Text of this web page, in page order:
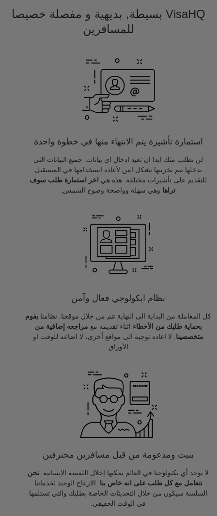
VisaHQ بسيطة, بديهية و مفصلة خصيصا
للمسافرين
استمارة تأشيرة يتم الانتهاء منها في خطوة واحدة
لن نطلب منك ابدا ان تعيد ادخال اي بيانات. جميع البيانات التي
تدخلها يتم تخزينها بشكل امن لأعاده استخدامها في المستقبل
للتقديم على تأشيرات مختلفة. هذه هي
اخر استمارة طلب سوف
تراها وهي سهلة وواضحة وضوح الشمس.
نظام ايكولوجي فعال وآمن
كل المعاملة من البداية الى النهاية تتم من خلال موقعنا. نظامنا يقوم
بحماية طلبك من الأخطاء اثناء تقديمه مع مراجعه إضافية من
متخصصينا . لا اعاده توجيه الى مواقع أخرى، لا اضاعه للوقت او
الأوراق
بنيت ومدعومة من قبل مسافرين محترفين
لا يوجد أي تكنولوجيا في العالم يمكنها إحلال اللمسة الإنسانية. نحن
نتعامل مع كل طلب على انه خاص بنا . الازعاج الوحيد لخدماتنا
السلسة سيكون من خلال التحديثات الخاصة بطلبك والتي تستلمها
في الوقت الحقيقي.